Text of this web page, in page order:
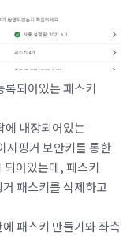
록되어있는 패스키
에 내장되어있는
지핑거 보안키를 통한
어있는데, 패스키
패스키를 삭제하고
패스키 만들기와 좌측